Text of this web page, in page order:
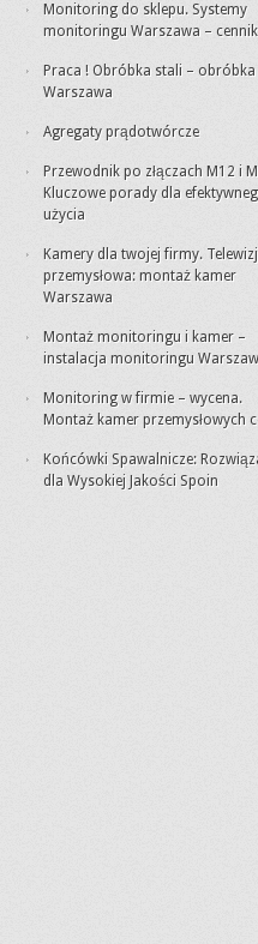
Monitoring do sklepu. Systemy
monitoringu Warszawa – cennik
Praca ! Obróbka stali – obróbka
Warszawa
Agregaty prądotwórcze
Przewodnik po złączach M12 i
Kluczowe porady dla
użycia
Kamery dla twojej firmy.
przemysłowa: montaż kamer
Warszawa
Montaż monitoringu i kamer –
instalacja monitoringu
Monitoring w firmie – wycena.
Montaż kamer przemysłowych
Końcówki Spawalnicze:
dla Wysokiej Jakości Spoin